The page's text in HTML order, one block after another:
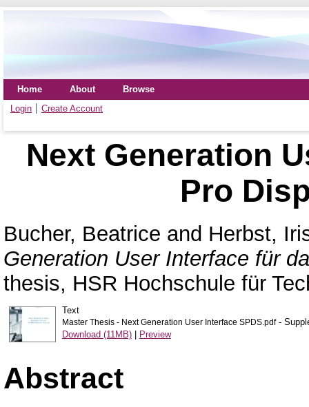
Home About
Browse
Login
Create Account
Next Generation
Pro
Bucher, Beatrice and Herbst,
Generation User Interface für
thesis, HSR Hochschule für
Text
Master Thesis - Next Generation User Interface SPDS.pdf-
Download (11MB)| Preview
Abstract